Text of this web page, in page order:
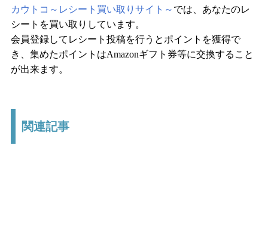
カウトコ～レシート買い取りサイト～ では、あなたのレ
シートを買い取りしています。
会員登録してレシート投稿を行うとポイントを獲得で
き、集めたポイントはAmazonギフト券等に交換すること
が出来ます。
関連記事